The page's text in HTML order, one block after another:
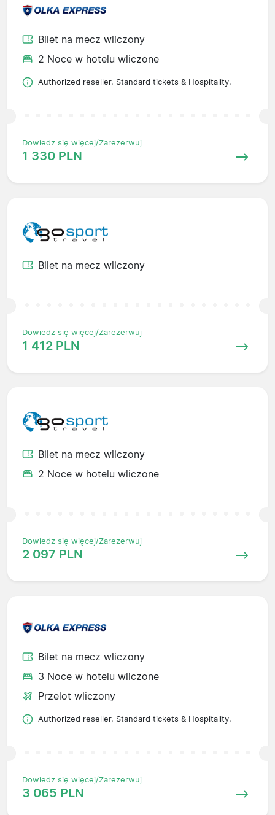
Bilet na mecz wliczony
2 Noce w hotelu wliczone
Authorized reseller. Standard tickets & Hospitality.
Dowiedz się więcej/Zarezerwuj
1 330 PLN
Bilet na mecz wliczony
Dowiedz się więcej/Zarezerwuj
1 412 PLN
Bilet na mecz wliczony
2 Noce w hotelu wliczone
Dowiedz się więcej/Zarezerwuj
2 097 PLN
Bilet na mecz wliczony
3 Noce w hotelu wliczone
Przelot wliczony
Authorized reseller. Standard tickets & Hospitality.
Dowiedz się więcej/Zarezerwuj
3 065 PLN